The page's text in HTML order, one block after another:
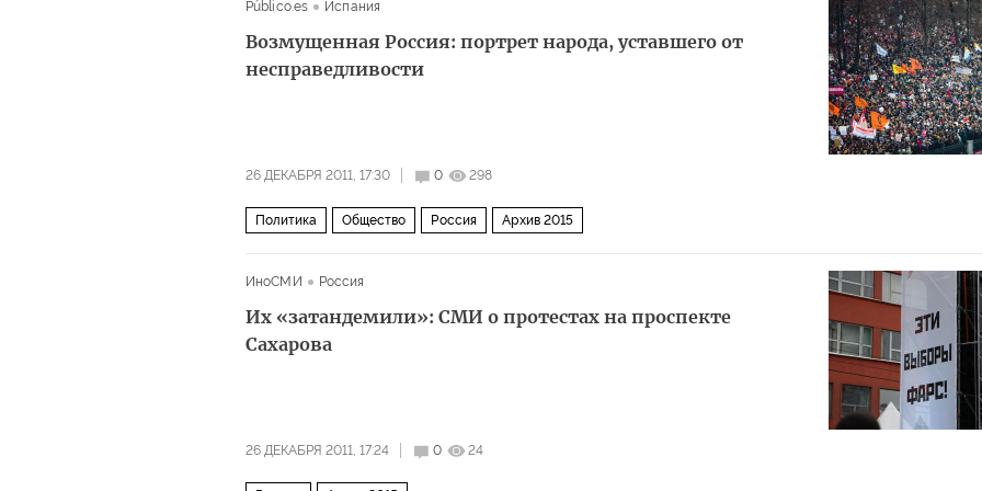
Público.es Испания
Возмущенная Россия: портрет народа, уставшего от
несправедливости
26 ДЕКАБРЯ 2011, 17:30 0 298
Политика Общество Россия Архив 2015
ИноСМИ Россия
Их «затандемили»: СМИ о протестах на проспекте
Сахарова
26 ДЕКАБРЯ 2011, 17:24 0 24